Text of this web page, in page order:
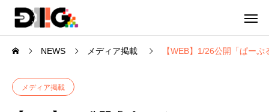
NEWS メディア掲載 【WEB】1/26公開「ぱーぷ
メディア掲載